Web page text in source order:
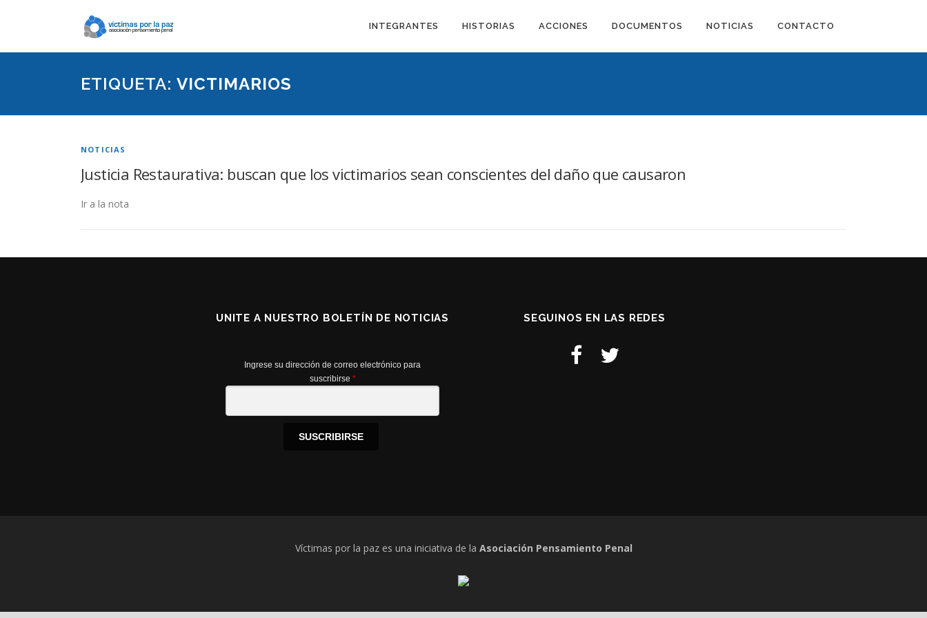
INTEGRANTES HISTORIAS ACCIONES DOCUMENTOS NOTICIAS CONTACTO
ETIQUETA: VICTIMARIOS
NOTICIAS
Justicia Restaurativa: buscan que los victimarios sean conscientes del daño que causaron
Ir a la nota
UNITE A NUESTRO BOLETÍN DE NOTICIAS
Ingrese su dirección de correo electrónico para
suscribirse *
SUSCRIBIRSE
SEGUINOS EN LAS REDES
Víctimas por la paz es una iniciativa de la Asociación Pensamiento Penal